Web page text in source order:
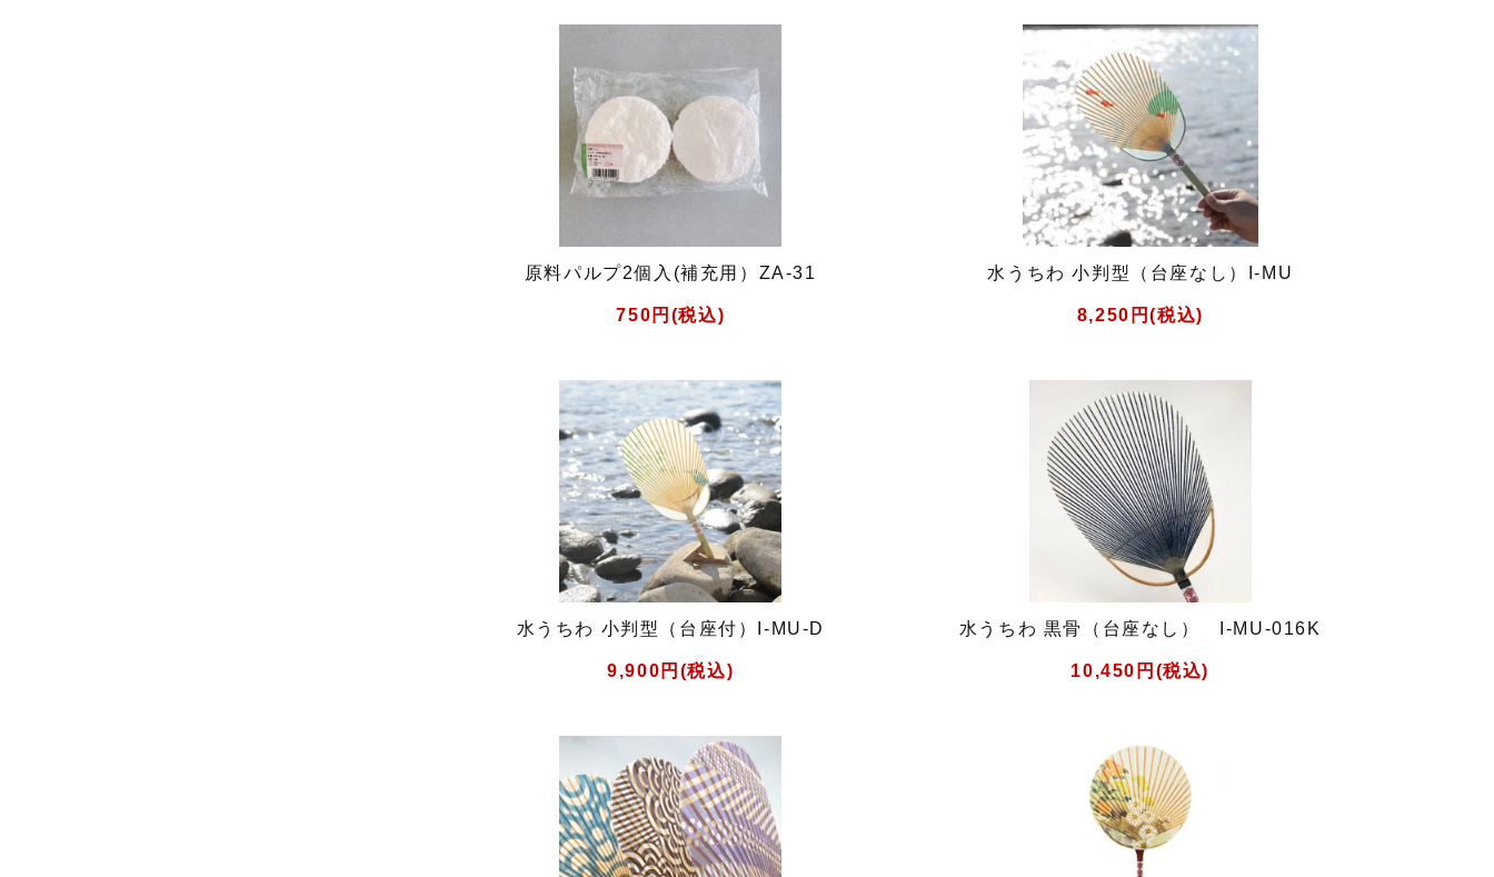
原料パルプ2個入(補充用）ZA-31
750円(税込)
水うちわ 小判型（台座なし）I-MU
8,250円(税込)
水うちわ 小判型（台座付）I-MU-D
9,900円(税込)
水うちわ 黒骨（台座なし） I-MU-016K
10,450円(税込)